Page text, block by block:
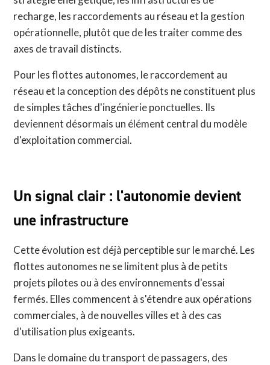
recharge, les raccordements au réseau et la gestion
opérationnelle, plutôt que de les traiter comme des
axes de travail distincts.
Pour les flottes autonomes, le raccordement au
réseau et la conception des dépôts ne constituent plus
de simples tâches d'ingénierie ponctuelles. Ils
deviennent désormais un élément central du modèle
d'exploitation commercial.
Un signal clair : l'autonomie devient
une infrastructure
Cette évolution est déjà perceptible sur le marché. Les
flottes autonomes ne se limitent plus à de petits
projets pilotes ou à des environnements d'essai
fermés. Elles commencent à s'étendre aux opérations
commerciales, à de nouvelles villes et à des cas
d'utilisation plus exigeants.
Dans le domaine du transport de passagers, des